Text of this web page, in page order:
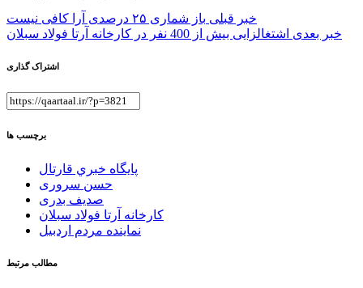
راهبری
نوشته
خبر قبلی باز شماری ۲۵ درصدی آرا کافی نیست
خبر بعدی اشتغالزایی بیش از 400 نفر در کارخانه آرتا فولاد سبلان
اشتراک گذاری
برچسب ها
پايگاه خبري قارتال
حسن سروری
صدیف بدری
کارخانه آرتا فولاد سبلان
نماینده مردم اردبیل
مطالب مرتبط